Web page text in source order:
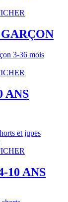
3-36 mois
ANS
et jupes
10 ANS